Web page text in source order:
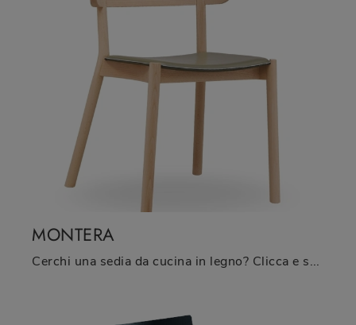
MONTERA
Cerchi una sedia da cucina in legno? Clicca e scopri il modello Montera di Midj per ultimare i tuoi interni ottimamente.